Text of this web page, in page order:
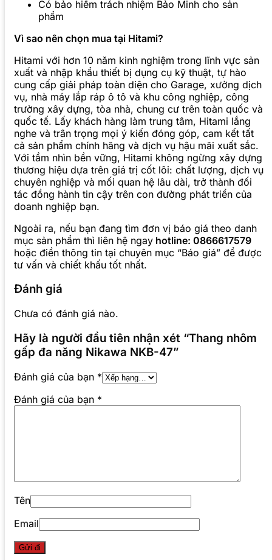
Có bảo hiểm trách nhiệm Bảo Minh cho sản
phẩm
Vì sao nên chọn mua tại Hitami?
Hitami với hơn 10 năm kinh nghiệm trong lĩnh vực sản
xuất và nhập khẩu thiết bị dụng cụ kỹ thuật, tự hào
cung cấp giải pháp toàn diện cho Garage, xưởng dịch
vụ, nhà máy lắp ráp ô tô và khu công nghiệp, công
trường xây dựng, tòa nhà, chung cư trên toàn quốc và
quốc tế. Lấy khách hàng làm trung tâm, Hitami lắng
nghe và trân trọng mọi ý kiến đóng góp, cam kết tất
cả sản phẩm chính hãng và dịch vụ hậu mãi xuất sắc.
Với tầm nhìn bền vững, Hitami không ngừng xây dựng
thương hiệu dựa trên giá trị cốt lõi: chất lượng, dịch vụ
chuyên nghiệp và mối quan hệ lâu dài, trở thành đối
tác đồng hành tin cậy trên con đường phát triển của
doanh nghiệp bạn.
Ngoài ra, nếu bạn đang tìm đơn vị báo giá theo danh
mục sản phẩm thì liên hệ ngay hotline: 0866617579
hoặc điền thông tin tại chuyên mục “Báo giá” để được
tư vấn và chiết khấu tốt nhất.
Đánh giá
Chưa có đánh giá nào.
Hãy là người đầu tiên nhận xét “Thang nhôm
gấp đa năng Nikawa NKB-47”
Đánh giá của bạn *
Đánh giá của bạn *
Tên
Email